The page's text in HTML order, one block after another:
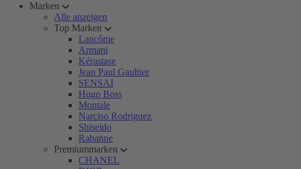
Marken
Alle anzeigen
Top Marken
Lancôme
Armani
Kérastase
Jean Paul Gaultier
SENSAI
Hugo Boss
Montale
Narciso Rodriguez
Shiseido
Rabanne
Premiummarken
CHANEL